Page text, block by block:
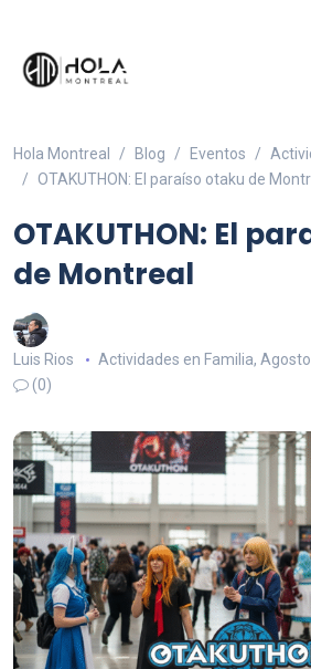
Hola Montreal Blog Eventos
OTAKUTHON: El paraíso otaku de
OTAKUTHON: El
de Montreal
Luis Rios Actividades en Familia, Agosto
(0)